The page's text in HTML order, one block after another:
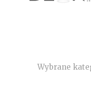
Wybrane